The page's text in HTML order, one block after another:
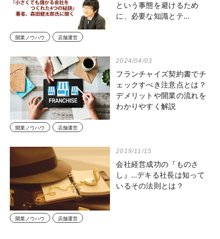
という事態を避けるため
に、必要な知識とテ…
開業ノウハウ 店舗運営
2024/04/03
フランチャイズ契約書でチ
ェックすべき注意点とは？
デメリットや開業の流れを
わかりやすく解説
開業ノウハウ 店舗運営
2019/11/15
会社経営成功の『ものさ
し』…デキる社長は知って
いるその法則とは？
開業ノウハウ 店舗運営